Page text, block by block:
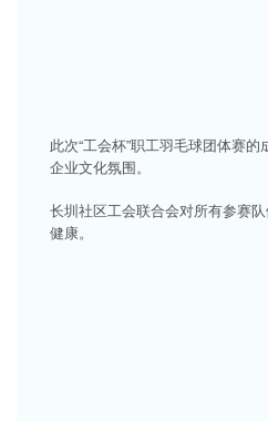
此次“工会杯”职工羽毛球团体赛
企业文化氛围。
长圳社区工会联合会对所有参赛
健康。